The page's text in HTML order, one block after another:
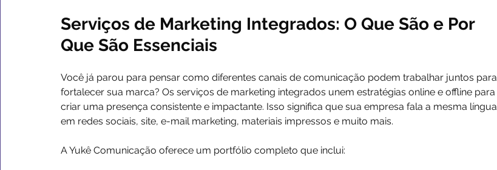
Serviços de Marketing Integrados: O Que São e Por
Que São Essenciais
Você já parou para pensar como diferentes canais de comunicação podem trabalhar juntos para
fortalecer sua marca? Os serviços de marketing integrados unem estratégias online e offline para
criar uma presença consistente e impactante. Isso significa que sua empresa fala a mesma língua
em redes sociais, site, e-mail marketing, materiais impressos e muito mais.
A Yukê Comunicação oferece um portfólio completo que inclui: